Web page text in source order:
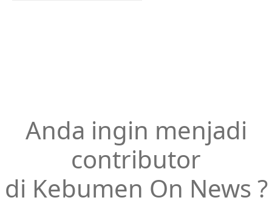
Anda ingin menjadi
contributor
di Kebumen On News ?